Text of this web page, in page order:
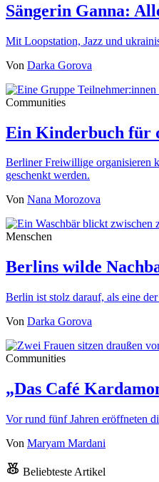
Sängerin Ganna:
Mit Loopstation, Jazz und
Von Darka Gorova
Communities
Ein Kinderbuch für
Berliner Freiwillige organisieren
geschenkt werden.
Von Nana Morozova
Menschen
Berlins wilde
Berlin ist stolz darauf, als eine
Von Darka Gorova
Communities
„Das Café
Vor rund fünf Jahren eröffneten
Von Maryam Mardani
Beliebteste Artikel